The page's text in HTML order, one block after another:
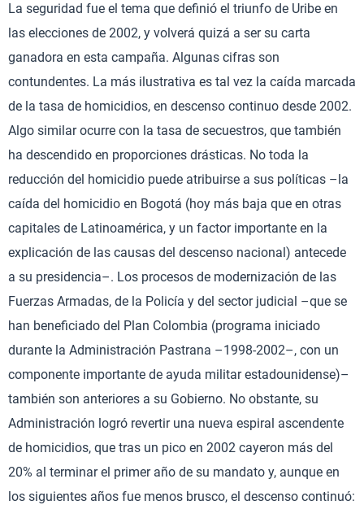
La seguridad fue el tema que definió el triunfo de Uribe en
las elecciones de 2002, y volverá quizá a ser su carta
ganadora en esta campaña. Algunas cifras son
contundentes. La más ilustrativa es tal vez la caída marcada
de la tasa de homicidios, en descenso continuo desde 2002.
Algo similar ocurre con la tasa de secuestros, que también
ha descendido en proporciones drásticas. No toda la
reducción del homicidio puede atribuirse a sus políticas –la
caída del homicidio en Bogotá (hoy más baja que en otras
capitales de Latinoamérica, y un factor importante en la
explicación de las causas del descenso nacional) antecede
a su presidencia–. Los procesos de modernización de las
Fuerzas Armadas, de la Policía y del sector judicial –que se
han beneficiado del Plan Colombia (programa iniciado
durante la Administración Pastrana –1998-2002–, con un
componente importante de ayuda militar estadounidense)–
también son anteriores a su Gobierno. No obstante, su
Administración logró revertir una nueva espiral ascendente
de homicidios, que tras un pico en 2002 cayeron más del
20% al terminar el primer año de su mandato y, aunque en
los siguientes años fue menos brusco, el descenso continuó: